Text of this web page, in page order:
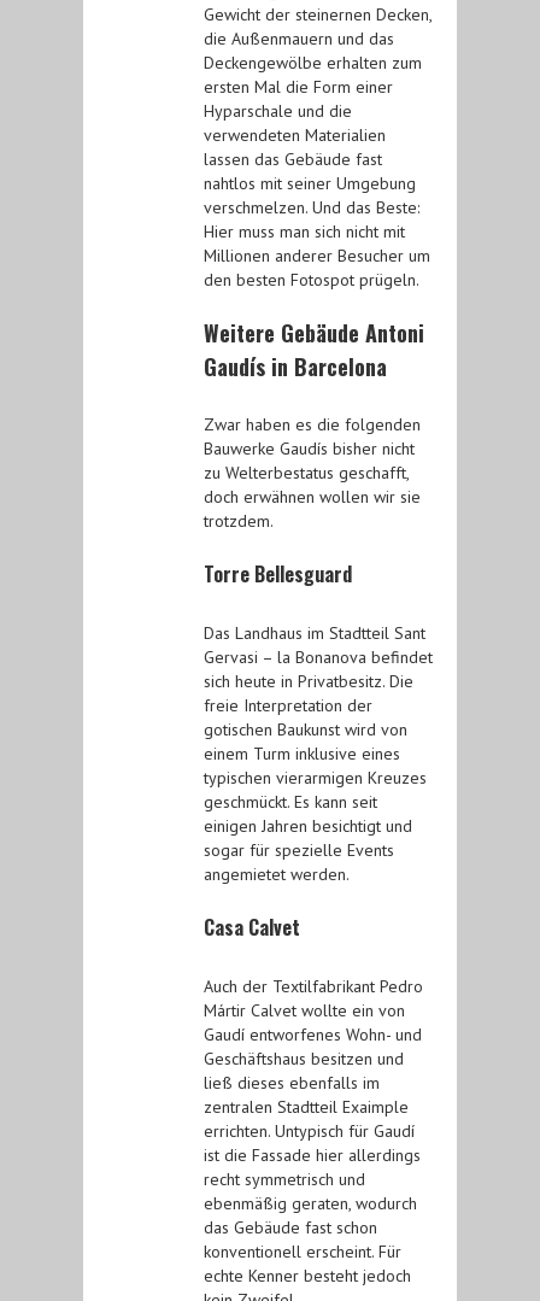
Gewicht der steinernen Decken,
die Außenmauern und das
Deckengewölbe erhalten zum
ersten Mal die Form einer
Hyparschale und die
verwendeten Materialien
lassen das Gebäude fast
nahtlos mit seiner Umgebung
verschmelzen. Und das Beste:
Hier muss man sich nicht mit
Millionen anderer Besucher um
den besten Fotospot prügeln.
Weitere Gebäude Antoni
Gaudís in Barcelona
Zwar haben es die folgenden
Bauwerke Gaudís bisher nicht
zu Welterbestatus geschafft,
doch erwähnen wollen wir sie
trotzdem.
Torre Bellesguard
Das Landhaus im Stadtteil Sant
Gervasi – la Bonanova befindet
sich heute in Privatbesitz. Die
freie Interpretation der
gotischen Baukunst wird von
einem Turm inklusive eines
typischen vierarmigen Kreuzes
geschmückt. Es kann seit
einigen Jahren besichtigt und
sogar für spezielle Events
angemietet werden.
Casa Calvet
Auch der Textilfabrikant Pedro
Mártir Calvet wollte ein von
Gaudí entworfenes Wohn- und
Geschäftshaus besitzen und
ließ dieses ebenfalls im
zentralen Stadtteil Exaimple
errichten. Untypisch für Gaudí
ist die Fassade hier allerdings
recht symmetrisch und
ebenmäßig geraten, wodurch
das Gebäude fast schon
konventionell erscheint. Für
echte Kenner besteht jedoch